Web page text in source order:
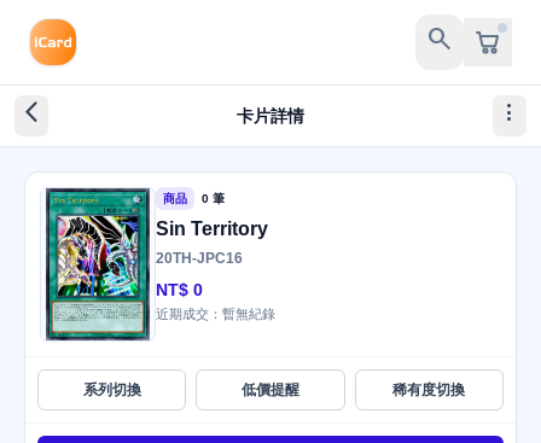
search
arrow_back_ios_new 卡片詳情 more_vert
商品 0 筆
Sin Territory
20TH-JPC16
NT$ 0
近期成交：暫無紀錄
系列切換 低價提醒 稀有度切換